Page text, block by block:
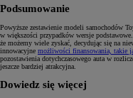
Podsumowanie
Powyższe zestawienie modeli samochodów
w większości przypadków wersje
że możemy wiele zyskać, decydując się na
innowacyjne możliwości finansowania, takie
pozostawienia dotychczasowego auta w
jeszcze bardziej atrakcyjna.
Dowiedz się więcej